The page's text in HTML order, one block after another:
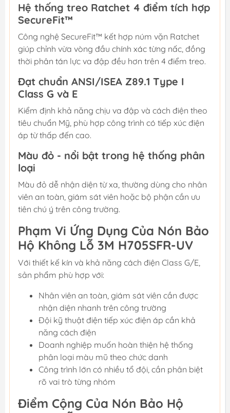
Hệ thống treo Ratchet 4 điểm tích hợp
SecureFit™
Công nghệ SecureFit™ kết hợp núm vặn Ratchet
giúp chỉnh vừa vòng đầu chính xác từng nấc, đồng
thời phân tán lực va đập đều hơn trên 4 điểm treo.
Đạt chuẩn ANSI/ISEA Z89.1 Type I
Class G và E
Kiểm định khả năng chịu va đập và cách điện theo
tiêu chuẩn Mỹ, phù hợp công trình có tiếp xúc điện
áp từ thấp đến cao.
Màu đỏ - nổi bật trong hệ thống phân
loại
Màu đỏ dễ nhận diện từ xa, thường dùng cho nhân
viên an toàn, giám sát viên hoặc bộ phận cần ưu
tiên chú ý trên công trường.
Phạm Vi Ứng Dụng Của Nón Bảo
Hộ Không Lỗ 3M H705SFR-UV
Với thiết kế kín và khả năng cách điện Class G/E,
sản phẩm phù hợp với:
Nhân viên an toàn, giám sát viên cần được
nhận diện nhanh trên công trường
Đội kỹ thuật điện tiếp xúc điện áp cần khả
năng cách điện
Doanh nghiệp muốn hoàn thiện hệ thống
phân loại màu mũ theo chức danh
Công trình lớn có nhiều tổ đội, cần phân biệt
rõ vai trò từng nhóm
Điểm Cộng Của Nón Bảo Hộ